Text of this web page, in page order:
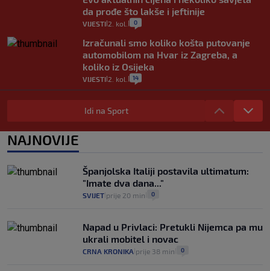
da prođe što lakše i jeftinije
VIJESTI 2. kol. 0
Izračunali smo koliko košta putovanje
automobilom na Hvar iz Zagreba, a
koliko iz Osijeka
VIJESTI 2. kol. 14
"Kći je otišla na more, a zaboravila
zdravstvenu iskaznicu". Kakva su prava
pacijenata izvan mjesta prebivališta?
1
junaci naših priča budu oni koji pomažu,
a ne oni koji su pobijedili nekoga"
2
Idi na Sport
NAJNOVIJE
Španjolska Italiji postavila ultimatum:
"Imate dva dana..."
SVIJET prije 20 min 0
Napad u Privlaci: Pretukli Nijemca pa mu
ukrali mobitel i novac
CRNA KRONIKA prije 38 min 0